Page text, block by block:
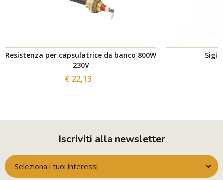
Resistenza per capsulatrice da banco 800W
230V
€ 22,13
Iscriviti alla newsletter
Seleziona i tuoi interessi